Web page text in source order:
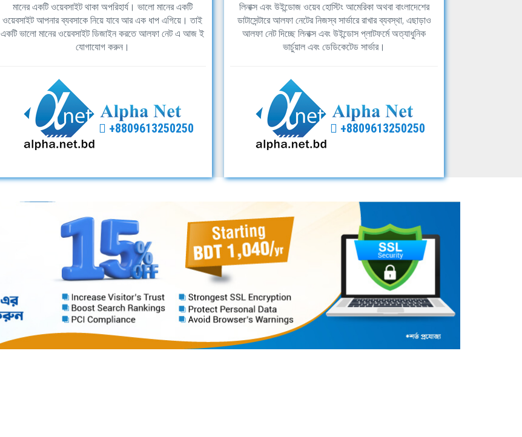
মানের একটি ওয়েবসাইট থাকা অপরিহার্য। ভালো মানের একটি
ওয়েবসাইট আপনার ব্যবসাকে নিয়ে যাবে আর এক ধাপ এগিয়ে। তাই
একটি ভালো মানের ওয়েবসাইট ডিজাইন করতে আলফা নেট এ আজ ই
যোগাযোগ করুন।
+8809613250250
লিনাক্স এবং উইন্ডোজ ওয়েব হোস্টিং আমেরিকা অথবা বাংলাদেশের
ডাটাসেন্টারে আলফা নেটের নিজস্ব সার্ভারে রাখার ব্যবস্থা, এছাড়াও
আলফা নেট দিচ্ছে লিনাক্স এবং উইন্ডোস প্লাটফর্মে অত্যাধুনিক
ভার্চুয়াল এবং ডেডিকেটেড সার্ভার।
+8809613250250